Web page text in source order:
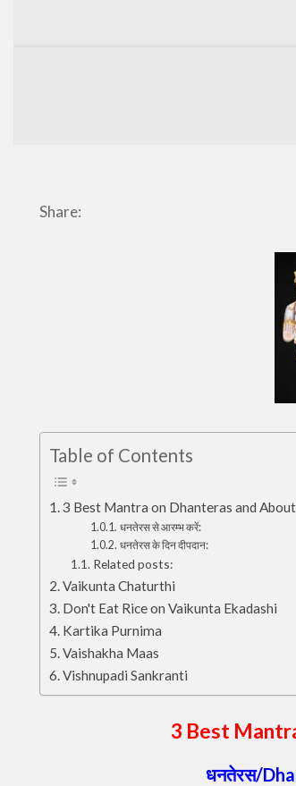
Share:
Table of Contents
3 Best Mantra on Dhanteras and
धनतेरस से आरम्भ करें:
धनतेरस के दिन दीपदान:
Related posts:
Vaikunta Chaturthi
Don't Eat Rice on Vaikunta Ekadashi
Kartika Purnima
Vaishakha Maas
Vishnupadi Sankranti
3 Best
धनतेरस/